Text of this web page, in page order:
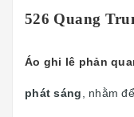
526 Quang
Áo ghi lê phản
phát sáng , nhằm